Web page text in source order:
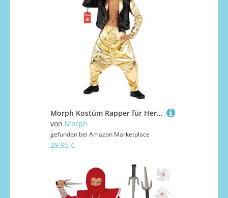
Morph Kostüm Rapper für Herren, 90er Jahre Outfit, Perfekt für Party und Karneval, Retro 80er Jahre Look, L
von Morph
gefunden bei Amazon Marketplace
29,95 €